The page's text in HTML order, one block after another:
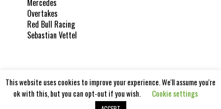
Mercedes
Overtakes
Red Bull Racing
Sebastian Vettel
Formula1report 2020
This website uses cookies to improve your experience. We'll assume you're
ok with this, but you can opt-out if you wish.
Cookie settings